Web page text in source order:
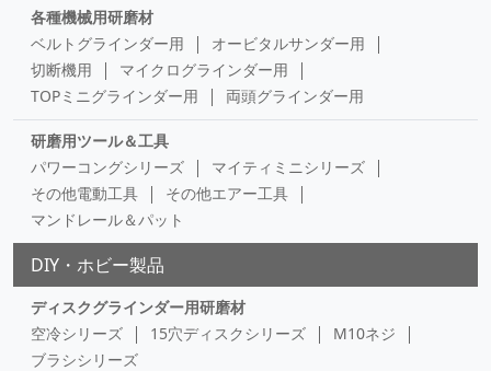
各種機械用研磨材
ベルトグラインダー用
オービタルサンダー用
切断機用
マイクログラインダー用
TOPミニグラインダー用
両頭グラインダー用
研磨用ツール＆工具
パワーコングシリーズ
マイティミニシリーズ
その他電動工具
その他エアー工具
マンドレール＆パット
DIY・ホビー製品
ディスクグラインダー用研磨材
空冷シリーズ
15穴ディスクシリーズ
M10ネジ
ブラシシリーズ